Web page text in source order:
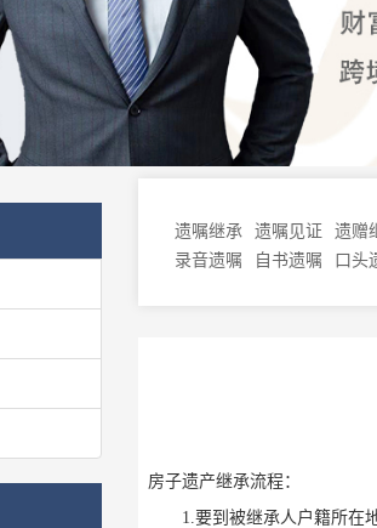
遗嘱继承 遗嘱见证 遗赠
录音遗嘱
自书遗嘱 口头
房子遗产继承流程：
1.要到被继承人户籍所在地